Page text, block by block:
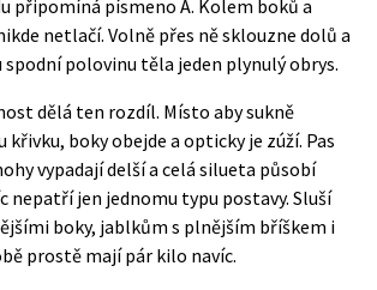
připomíná písmeno A. Kolem boků a
netlačí. Volně přes ně sklouzne dolů a
polovinu těla jeden plynulý obrys.
dělá ten rozdíl. Místo aby sukně
křivku, boky obejde a opticky je zúží. Pas
vypadají delší a celá silueta působí
nepatří jen jednomu typu postavy. Sluší
boky, jablkům s plnějším bříškem i
prostě mají pár kilo navíc.